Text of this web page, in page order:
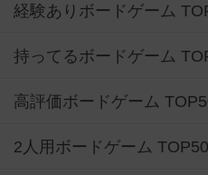
経験ありボードゲーム
持ってるボードゲーム
高評価ボードゲーム
2人用ボードゲーム TOP50